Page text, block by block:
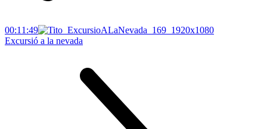
00:11:49
Excursió a la nevada